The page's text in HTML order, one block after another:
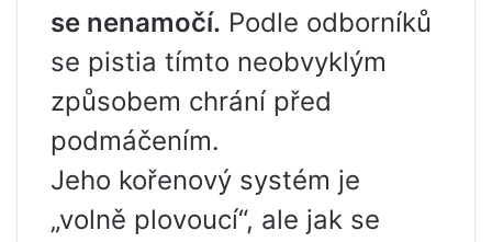
se nenamočí. Podle odborníků
se pistia tímto neobvyklým
způsobem chrání před
podmáčením.
Jeho kořenový systém je
„volně plovoucí“, ale jak se